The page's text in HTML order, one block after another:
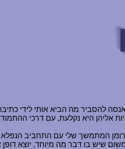
להסביר מה הביא אותי לידי
אליהן היא נקלעת, עם דרכי
המתמשך שלי עם התחביב
משום שיש בו דבר מה מיוחד, יוצא